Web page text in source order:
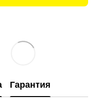
Гарантия